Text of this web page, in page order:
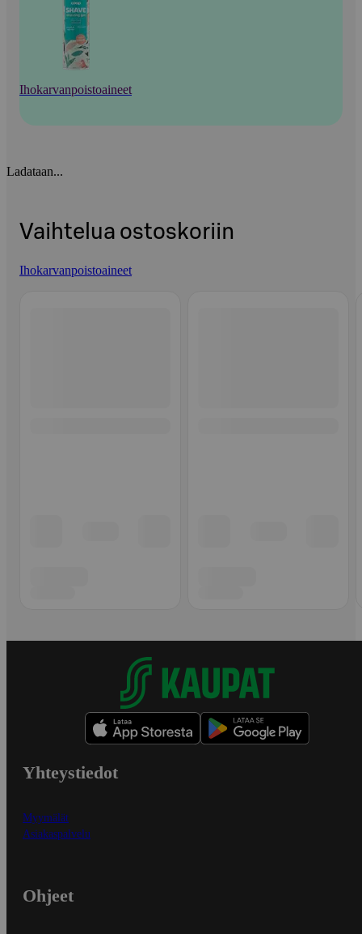
Ihokarvanpoistoaineet
Ladataan...
Vaihtelua ostoskoriin
Ihokarvanpoistoaineet
Yhteystiedot
Myymälät
Asiakaspalvelu
Ohjeet